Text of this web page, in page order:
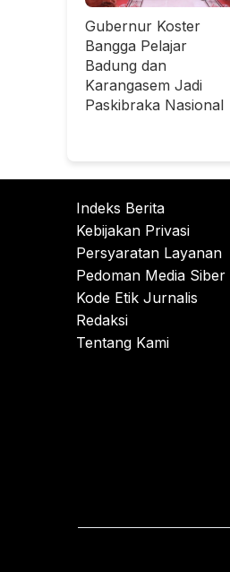
Gubernur Koster
Bangga Pelajar
Badung dan
Karangasem Jadi
Paskibraka Nasional
Indeks Berita
Kebijakan Privasi
Persyaratan Layanan
Pedoman Media Siber
Kode Etik Jurnalis
Redaksi
Tentang Kami